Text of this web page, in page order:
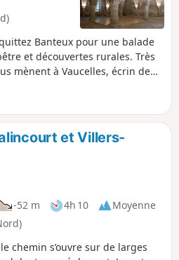
Banteux pour une balade
et découvertes rurales. Très
mènent à Vaucelles, écrin de
vos pas. Poursuivez vers
discret, puis filez en
Escaut, où le cours tranquille de
vieilles pierres. Entre bocages,
itinéraire promet une
de la nature et des
et Villers-
-52 m 4h 10
Moyenne
chemin s’ouvre sur de larges